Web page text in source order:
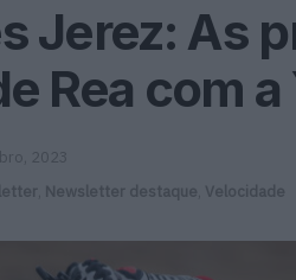
Jerez: As
Rea com a
2023
Newsletter destaque Velocidade